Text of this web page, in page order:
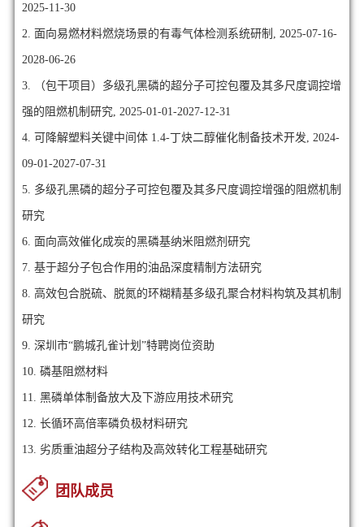
2025-11-30
2. 面向易燃材料燃烧场景的有毒气体检测系统研制, 2025-07-16-
2028-06-26
3. （包干项目）多级孔黑磷的超分子可控包覆及其多尺度调控增
强的阻燃机制研究, 2025-01-01-2027-12-31
4. 可降解塑料关键中间体 1.4-丁炔二醇催化制备技术开发, 2024-
09-01-2027-07-31
5. 多级孔黑磷的超分子可控包覆及其多尺度调控增强的阻燃机制
研究
6. 面向高效催化成炭的黑磷基纳米阻燃剂研究
7. 基于超分子包合作用的油品深度精制方法研究
8. 高效包合脱硫、脱氮的环糊精基多级孔聚合材料构筑及其机制
研究
9. 深圳市“鹏城孔雀计划”特聘岗位资助
10. 磷基阻燃材料
11. 黑磷单体制备放大及下游应用技术研究
12. 长循环高倍率磷负极材料研究
13. 劣质重油超分子结构及高效转化工程基础研究
团队成员